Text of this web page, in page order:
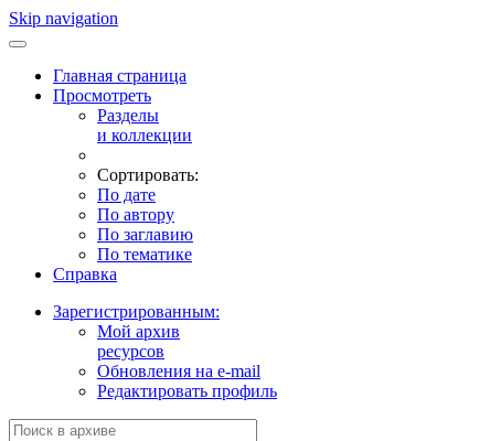
Skip navigation
Главная страница
Просмотреть
Разделы
и коллекции
Сортировать:
По дате
По автору
По заглавию
По тематике
Справка
Зарегистрированным:
Мой архив
ресурсов
Обновления на e-mail
Редактировать профиль